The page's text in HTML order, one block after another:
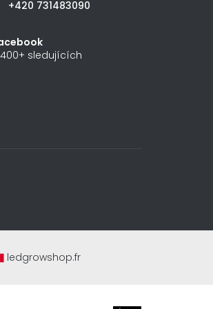
+420 731483090
400+ sledujících
ledgrowshop.fr